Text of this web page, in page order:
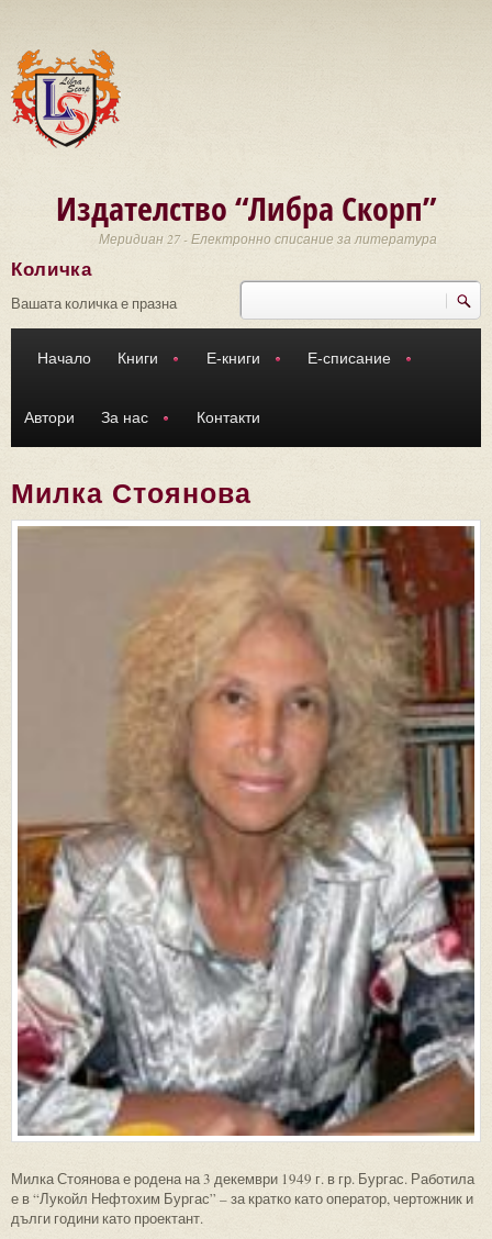
Издателство “Либра Скорп”
Меридиан 27 - Електронно списание за литература
Търси
Количка
Вашата количка е празна
Начало Книги Е-книги Е-списание
Автори За нас Контакти
Милка Стоянова
Милка Стоянова е родена на 3 декември 1949 г. в гр. Бургас. Работила
е в “Лукойл Нефтохим Бургас” – за кратко като оператор, чертожник и
дълги години като проектант.